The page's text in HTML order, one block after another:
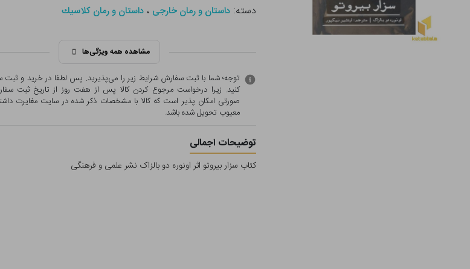
دسته: داستان و رمان خارجی ، داستان و رمان كلاسيك
مشاهده همه ویژگی‌ها
توجه؛ شما با ثبت سفارش شرایط زیر را می‌پذیرید. پس لطفا در خرید و
کنید. زیرا درخواست مرجوع کردن کالا پس از هفت روز از تاریخ ثبت
صورتی امکان پذیر است که کالا با مشخصات ذکر شده در سایت مغایرت
معيوب تحویل شده باشد.
توضیحات اجمالی
کتاب سزار بیروتو اثر اونوره دو بالزاک نشر علمی و فرهنگی